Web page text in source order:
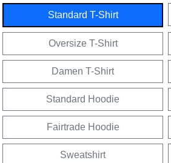
Standard T-Shirt
Oversize T-Shirt
Damen T-Shirt
Standard Hoodie
Fairtrade Hoodie
Sweatshirt